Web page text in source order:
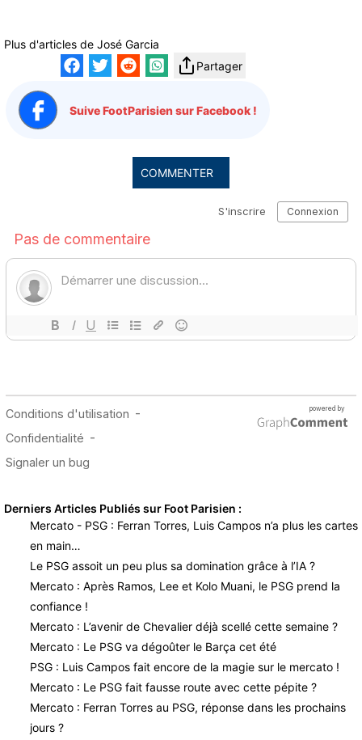
Plus d'articles de José Garcia
Partager
Suive FootParisien sur Facebook !
COMMENTER
Derniers Articles Publiés sur Foot Parisien :
Mercato - PSG : Ferran Torres, Luis Campos n’a plus les cartes
en main…
Le PSG assoit un peu plus sa domination grâce à l’IA ?
Mercato : Après Ramos, Lee et Kolo Muani, le PSG prend la
confiance !
Mercato : L’avenir de Chevalier déjà scellé cette semaine ?
Mercato : Le PSG va dégoûter le Barça cet été
PSG : Luis Campos fait encore de la magie sur le mercato !
Mercato : Le PSG fait fausse route avec cette pépite ?
Mercato : Ferran Torres au PSG, réponse dans les prochains
jours ?